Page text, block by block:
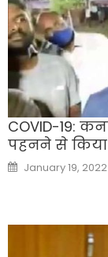
COVID-19:
पहनने से
Posted
on
January 19, 2022